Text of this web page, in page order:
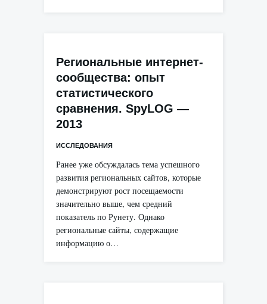
Региональные интернет-
сообщества: опыт
статистического
сравнения. SpyLOG —
2013
ИССЛЕДОВАНИЯ
Ранее уже обсуждалась тема успешного
развития региональных сайтов, которые
демонстрируют рост посещаемости
значительно выше, чем средний
показатель по Рунету. Однако
региональные сайты, содержащие
информацию о…